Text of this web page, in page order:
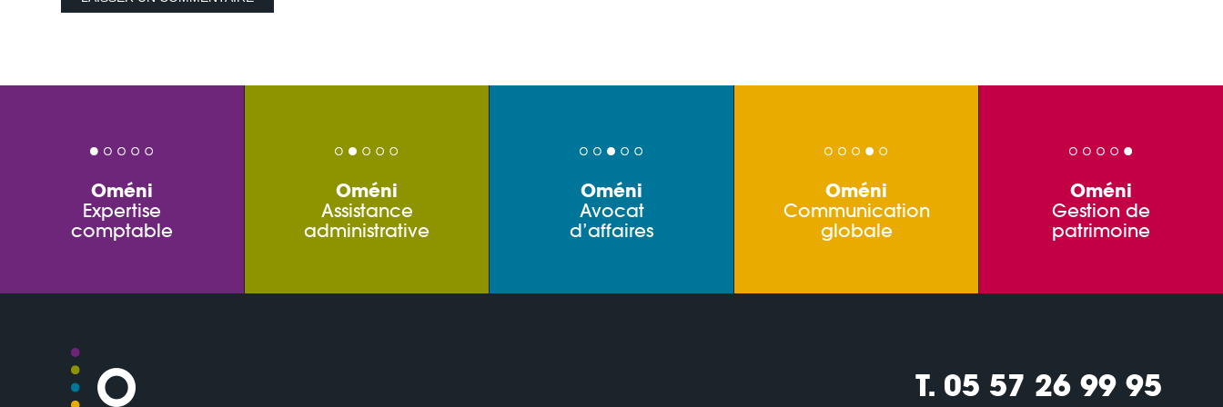
Oméni
Expertise
comptable
Oméni
Assistance
administrative
Oméni
Avocat
d’affaires
Oméni
Communication
globale
Oméni
Gestion de
patrimoine
T. 05 57 26 99 95